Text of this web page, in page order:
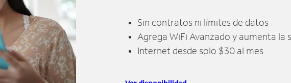
Sin contratos ni límites de datos
Agrega WiFi Avanzado y aumenta la
Internet desde solo $30 al mes